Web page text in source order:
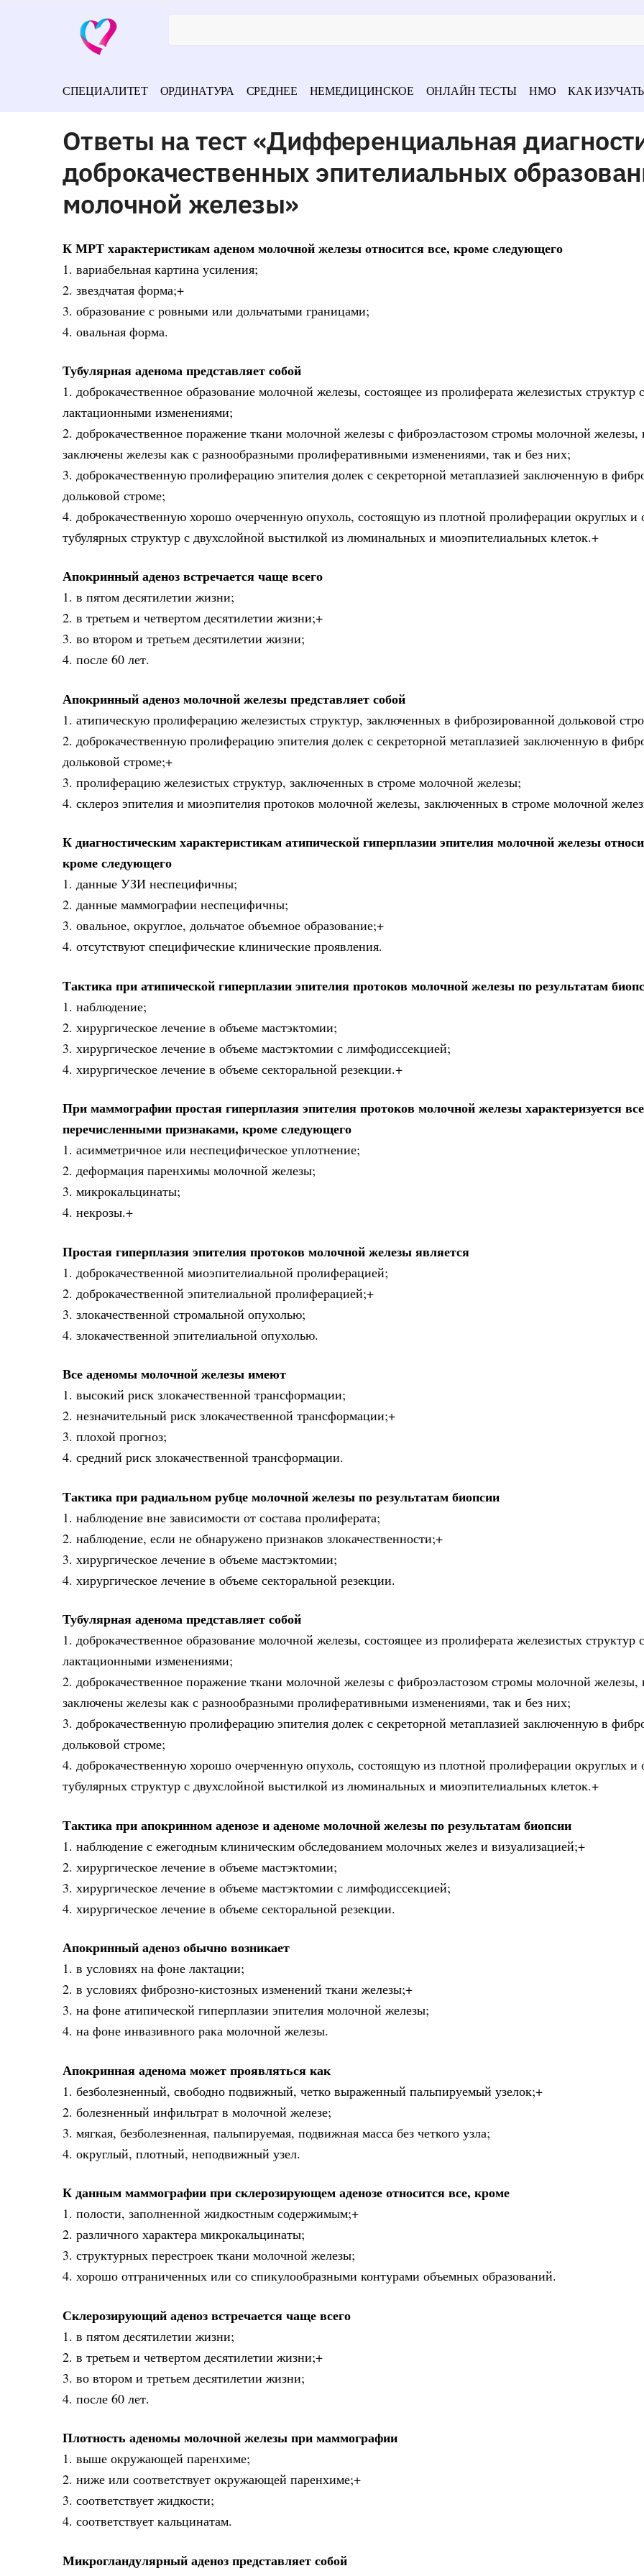
СПЕЦИАЛИТЕТ ОРДИНАТУРА СРЕДНЕЕ НЕМЕДИЦИНСКОЕ ОНЛАЙН ТЕСТЫ НМО КАК ИЗУЧАТЬ
Ответы на тест «Дифференциальная
доброкачественных эпителиальных
молочной железы»
К МРТ характеристикам аденом молочной железы относится все, кроме следующего
1. вариабельная картина усиления;
2. звездчатая форма;+
3. образование с ровными или дольчатыми границами;
4. овальная форма.
Тубулярная аденома представляет собой
1. доброкачественное образование молочной железы, состоящее из пролиферата железистых структур с
лактационными изменениями;
2. доброкачественное поражение ткани молочной железы с фиброэластозом стромы молочной железы,
заключены железы как с разнообразными пролиферативными изменениями, так и без них;
3. доброкачественную пролиферацию эпителия долек с секреторной метаплазией заключенную в
дольковой строме;
4. доброкачественную хорошо очерченную опухоль, состоящую из плотной пролиферации округлых и
тубулярных структур с двухслойной выстилкой из люминальных и миоэпителиальных клеток.+
Апокринный аденоз встречается чаще всего
1. в пятом десятилетии жизни;
2. в третьем и четвертом десятилетии жизни;+
3. во втором и третьем десятилетии жизни;
4. после 60 лет.
Апокринный аденоз молочной железы представляет собой
1. атипическую пролиферацию железистых структур, заключенных в фиброзированной дольковой
2. доброкачественную пролиферацию эпителия долек с секреторной метаплазией заключенную в
дольковой строме;+
3. пролиферацию железистых структур, заключенных в строме молочной железы;
4. склероз эпителия и миоэпителия протоков молочной железы, заключенных в строме молочной
К диагностическим характеристикам атипической гиперплазии эпителия молочной железы
кроме следующего
1. данные УЗИ неспецифичны;
2. данные маммографии неспецифичны;
3. овальное, округлое, дольчатое объемное образование;+
4. отсутствуют специфические клинические проявления.
Тактика при атипической гиперплазии эпителия протоков молочной железы по результатам
1. наблюдение;
2. хирургическое лечение в объеме мастэктомии;
3. хирургическое лечение в объеме мастэктомии с лимфодиссекцией;
4. хирургическое лечение в объеме секторальной резекции.+
При маммографии простая гиперплазия эпителия протоков молочной железы характеризуется
перечисленными признаками, кроме следующего
1. асимметричное или неспецифическое уплотнение;
2. деформация паренхимы молочной железы;
3. микрокальцинаты;
4. некрозы.+
Простая гиперплазия эпителия протоков молочной железы является
1. доброкачественной миоэпителиальной пролиферацией;
2. доброкачественной эпителиальной пролиферацией;+
3. злокачественной стромальной опухолью;
4. злокачественной эпителиальной опухолью.
Все аденомы молочной железы имеют
1. высокий риск злокачественной трансформации;
2. незначительный риск злокачественной трансформации;+
3. плохой прогноз;
4. средний риск злокачественной трансформации.
Тактика при радиальном рубце молочной железы по результатам биопсии
1. наблюдение вне зависимости от состава пролиферата;
2. наблюдение, если не обнаружено признаков злокачественности;+
3. хирургическое лечение в объеме мастэктомии;
4. хирургическое лечение в объеме секторальной резекции.
Тубулярная аденома представляет собой
1. доброкачественное образование молочной железы, состоящее из пролиферата железистых структур с
лактационными изменениями;
2. доброкачественное поражение ткани молочной железы с фиброэластозом стромы молочной железы,
заключены железы как с разнообразными пролиферативными изменениями, так и без них;
3. доброкачественную пролиферацию эпителия долек с секреторной метаплазией заключенную в
дольковой строме;
4. доброкачественную хорошо очерченную опухоль, состоящую из плотной пролиферации округлых и
тубулярных структур с двухслойной выстилкой из люминальных и миоэпителиальных клеток.+
Тактика при апокринном аденозе и аденоме молочной железы по результатам биопсии
1. наблюдение с ежегодным клиническим обследованием молочных желез и визуализацией;+
2. хирургическое лечение в объеме мастэктомии;
3. хирургическое лечение в объеме мастэктомии с лимфодиссекцией;
4. хирургическое лечение в объеме секторальной резекции.
Апокринный аденоз обычно возникает
1. в условиях на фоне лактации;
2. в условиях фиброзно-кистозных изменений ткани железы;+
3. на фоне атипической гиперплазии эпителия молочной железы;
4. на фоне инвазивного рака молочной железы.
Апокринная аденома может проявляться как
1. безболезненный, свободно подвижный, четко выраженный пальпируемый узелок;+
2. болезненный инфильтрат в молочной железе;
3. мягкая, безболезненная, пальпируемая, подвижная масса без четкого узла;
4. округлый, плотный, неподвижный узел.
К данным маммографии при склерозирующем аденозе относится все, кроме
1. полости, заполненной жидкостным содержимым;+
2. различного характера микрокальцинаты;
3. структурных перестроек ткани молочной железы;
4. хорошо отграниченных или со спикулообразными контурами объемных образований.
Склерозирующий аденоз встречается чаще всего
1. в пятом десятилетии жизни;
2. в третьем и четвертом десятилетии жизни;+
3. во втором и третьем десятилетии жизни;
4. после 60 лет.
Плотность аденомы молочной железы при маммографии
1. выше окружающей паренхиме;
2. ниже или соответствует окружающей паренхиме;+
3. соответствует жидкости;
4. соответствует кальцинатам.
Микрогландулярный аденоз представляет собой